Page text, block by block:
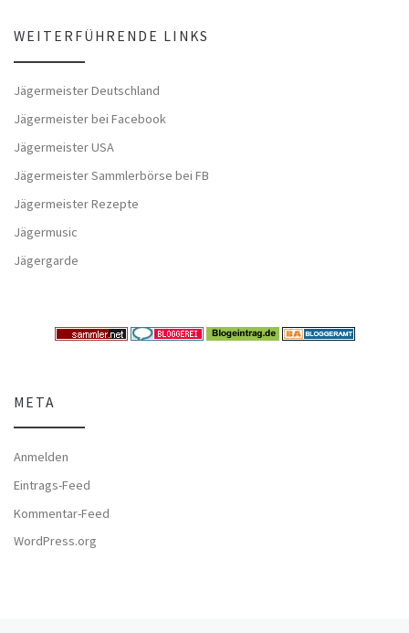
WEITERFÜHRENDE LINKS
Jägermeister Deutschland
Jägermeister bei Facebook
Jägermeister USA
Jägermeister Sammlerbörse bei FB
Jägermeister Rezepte
Jägermusic
Jägergarde
META
Anmelden
Eintrags-Feed
Kommentar-Feed
WordPress.org